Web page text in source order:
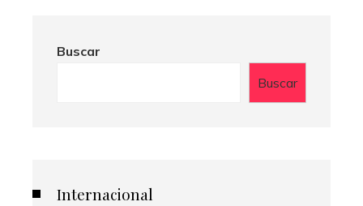
Buscar
Buscar
Internacional